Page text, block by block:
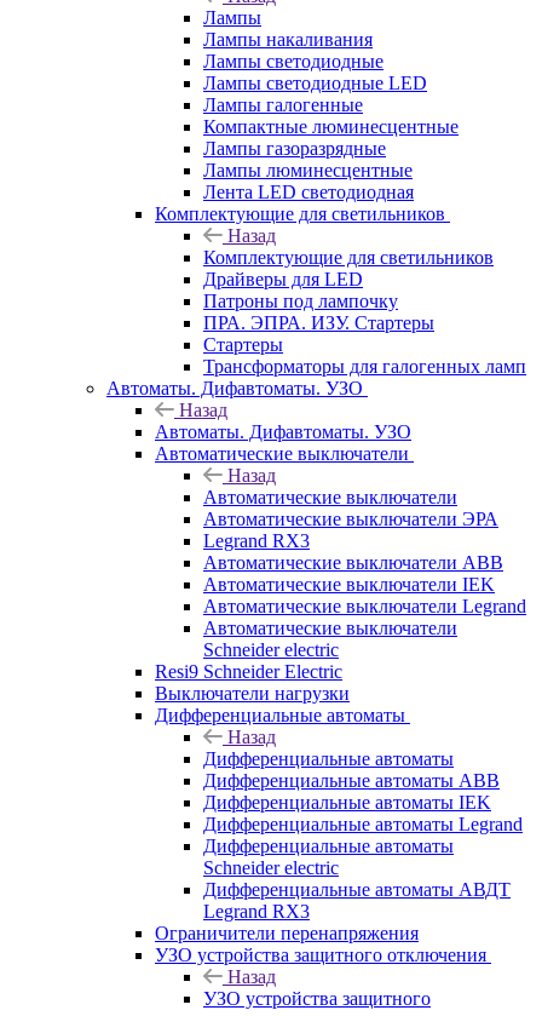
Лампы
Лампы накаливания
Лампы светодиодные
Лампы светодиодные LED
Лампы галогенные
Компактные люминесцентные
Лампы газоразрядные
Лампы люминесцентные
Лента LED светодиодная
Комплектующие для светильников
Назад
Комплектующие для светильников
Драйверы для LED
Патроны под лампочку
ПРА. ЭПРА. ИЗУ. Стартеры
Стартеры
Трансформаторы для галогенных ламп
Автоматы. Дифавтоматы. УЗО
Назад
Автоматы. Дифавтоматы. УЗО
Автоматические выключатели
Назад
Автоматические выключатели
Автоматические выключатели ЭРА
Legrand RX3
Автоматические выключатели ABB
Автоматические выключатели IEK
Автоматические выключатели Legrand
Автоматические выключатели
Schneider electric
Resi9 Schneider Electric
Выключатели нагрузки
Дифференциальные автоматы
Назад
Дифференциальные автоматы
Дифференциальные автоматы ABB
Дифференциальные автоматы IEK
Дифференциальные автоматы Legrand
Дифференциальные автоматы
Schneider electric
Дифференциальные автоматы АВДТ
Legrand RX3
Ограничители перенапряжения
УЗО устройства защитного отключения
Назад
УЗО устройства защитного